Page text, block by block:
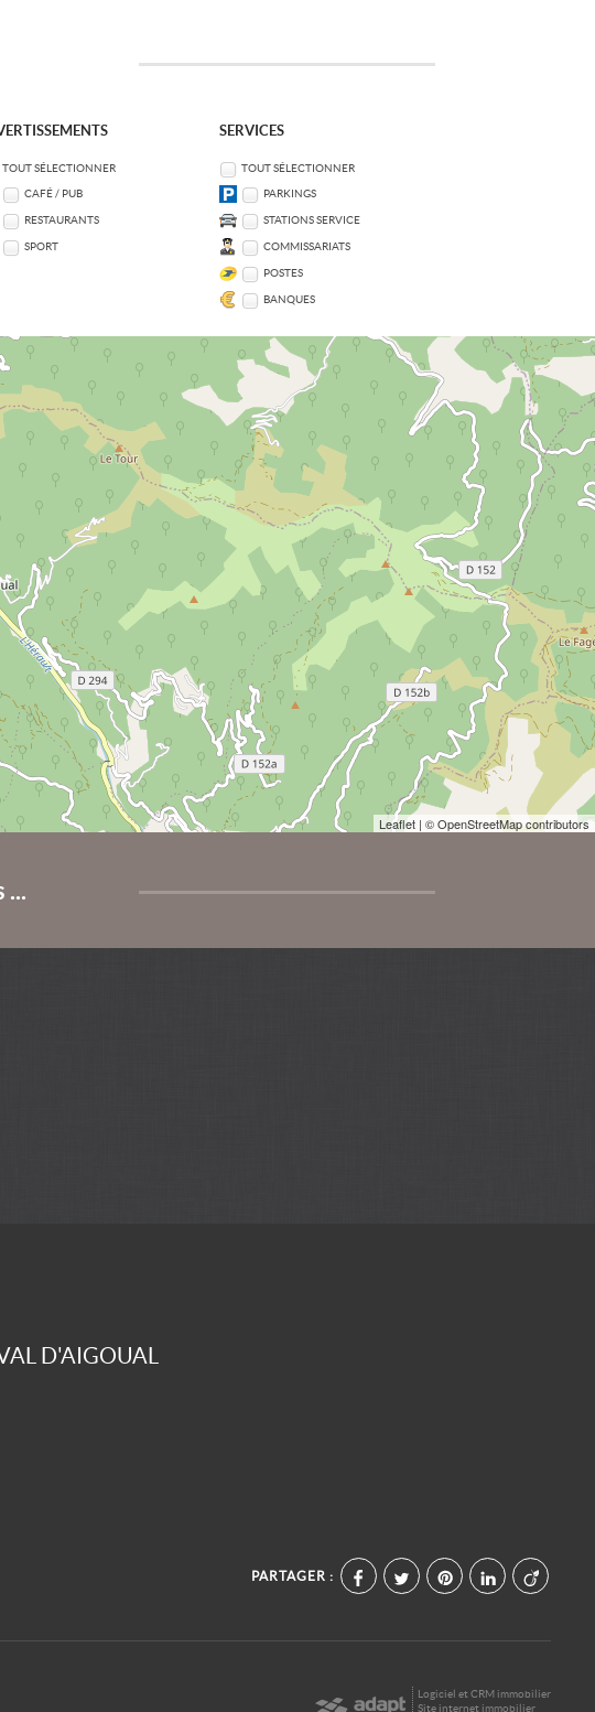
TOUT SÉLECTIONNER
CAFÉ / PUB
RESTAURANTS
SPORT
SERVICES
TOUT SÉLECTIONNER
PARKINGS
STATIONS SERVICE
COMMISSARIATS
POSTES
BANQUES
Leaflet | © OpenStreetMap contributors
...
D'AIGOUAL
PARTAGER :
Logiciel et CRM immobilier
Site internet immobilier